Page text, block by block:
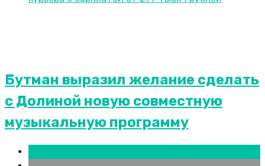
Бутман выразил желание сделать
с Долиной новую совместную
музыкальную программу